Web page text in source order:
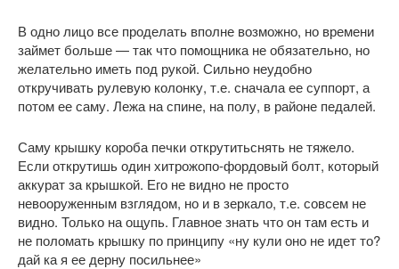
В одно лицо все проделать вполне возможно, но времени
займет больше — так что помощника не обязательно, но
желательно иметь под рукой. Сильно неудобно
откручивать рулевую колонку, т.е. сначала ее суппорт, а
потом ее саму. Лежа на спине, на полу, в районе педалей.
Саму крышку короба печки открутитьснять не тяжело.
Если открутишь один хитрожопо-фордовый болт, который
аккурат за крышкой. Его не видно не просто
невооруженным взглядом, но и в зеркало, т.е. совсем не
видно. Только на ощупь. Главное знать что он там есть и
не поломать крышку по принципу «ну кули оно не идет то?
дай ка я ее дерну посильнее»